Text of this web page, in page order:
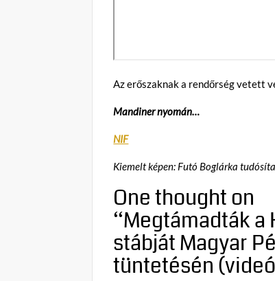
Az erőszaknak a rendőrség vetett
Mandiner nyomán…
NIF
Kiemelt képen: Futó Boglárka
One thought on
“Megtámadták a
stábját Magyar
tüntetésén